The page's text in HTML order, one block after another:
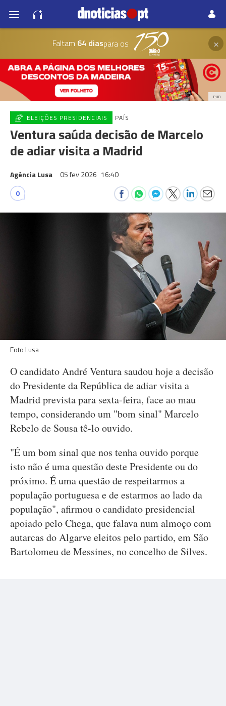
Faltam 64 diaspara os ×
PUB
ELEIÇÕES PRESIDENCIAIS PAÍS
Ventura saúda decisão de Marcelo
de adiar visita a Madrid
Agência Lusa 05 fev 2026 16:40
0
Foto Lusa
O candidato André Ventura saudou hoje a decisão
do Presidente da República de adiar visita a
Madrid prevista para sexta-feira, face ao mau
tempo, considerando um "bom sinal" Marcelo
Rebelo de Sousa tê-lo ouvido.
"É um bom sinal que nos tenha ouvido porque
isto não é uma questão deste Presidente ou do
próximo. É uma questão de respeitarmos a
população portuguesa e de estarmos ao lado da
população", afirmou o candidato presidencial
apoiado pelo Chega, que falava num almoço com
autarcas do Algarve eleitos pelo partido, em São
Bartolomeu de Messines, no concelho de Silves.